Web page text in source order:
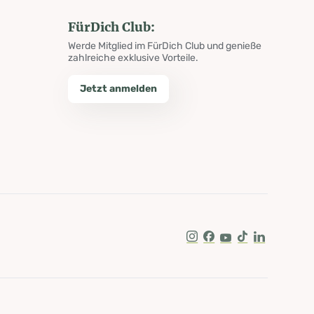
FürDich Club:
Werde Mitglied im FürDich Club und genieße
zahlreiche exklusive Vorteile.
Jetzt anmelden
Instagram
Facebook
Youtube
Tik TokLinkedIn